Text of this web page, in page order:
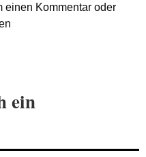
einen Kommentar oder
ein